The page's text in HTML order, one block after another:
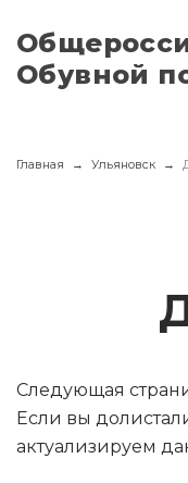
Обувной
Главная Ульяновск
Следующая
Если вы
актуализируем